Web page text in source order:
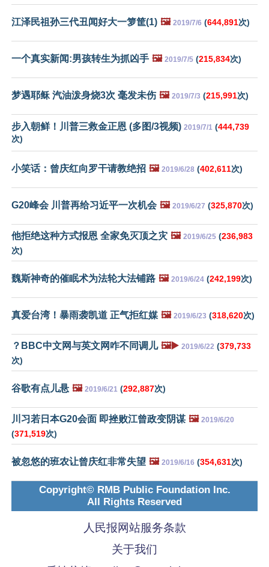
江泽民祖孙三代丑闻好大一箩筐(1) 🖼️ 2019/7/6 (644,891次)
一个真实新闻:男孩转生为抓凶手 🖼️ 2019/7/5 (215,834次)
梦遇耶稣 汽油泼身烧3次 毫发未伤 🖼️ 2019/7/3 (215,991次)
步入朝鲜！川普三救金正恩 (多图/3视频) 2019/7/1 (444,739
次)
小笑话：曾庆红向罗干请教绝招 🖼️ 2019/6/28 (402,611次)
G20峰会 川普再给习近平一次机会 🖼️ 2019/6/27 (325,870次)
他拒绝这种方式报恩 全家免灭顶之灾 🖼️ 2019/6/25 (236,983
次)
魏斯神奇的催眠术为法轮大法铺路 🖼️ 2019/6/24 (242,199次)
真爱台湾！暴雨袭凯道 正气拒红媒 🖼️ 2019/6/23 (318,620次)
？BBC中文网与英文网咋不同调儿 🖼️▶️ 2019/6/22 (379,733
次)
谷歌有点儿悬 🖼️ 2019/6/21 (292,887次)
川习若日本G20会面 即挫败江曾政变阴谋 🖼️ 2019/6/20
(371,519次)
被忽悠的班农让曾庆红非常失望 🖼️ 2019/6/16 (354,631次)
Copyright© RMB Public Foundation Inc.
All Rights Reserved
人民报网站服务条款
关于我们